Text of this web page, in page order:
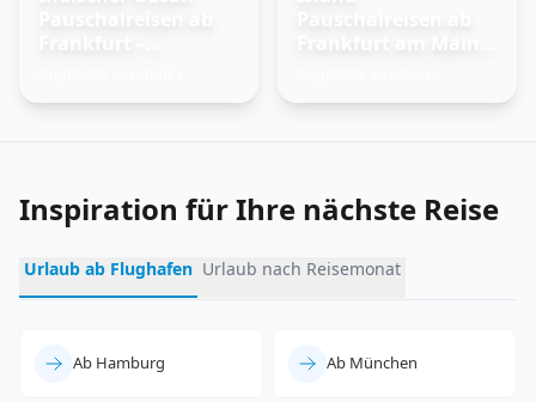
Inspiration für Ihre nächste Reise
Urlaub ab Flughafen Urlaub nach Reisemonat
Ab Hamburg Ab München